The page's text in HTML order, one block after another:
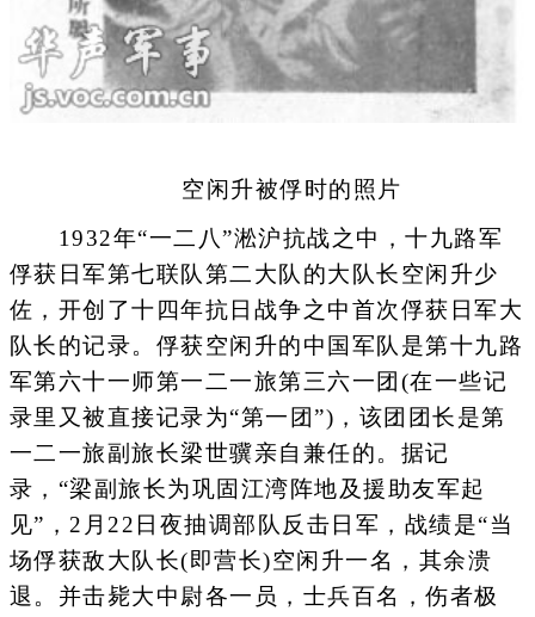
空闲升被俘时的照片
1932年“一二八”淞沪抗战之中，十九路军
俘获日军第七联队第二大队的大队长空闲升少
佐，开创了十四年抗日战争之中首次俘获日军大
队长的记录。俘获空闲升的中国军队是第十九路
军第六十一师第一二一旅第三六一团(在一些记
录里又被直接记录为“第一团”)，该团团长是第
一二一旅副旅长梁世骥亲自兼任的。据记
录，“梁副旅长为巩固江湾阵地及援助友军起
见”，2月22日夜抽调部队反击日军，战绩是“当
场俘获敌大队长(即营长)空闲升一名，其余溃
退。并击毙大中尉各一员，士兵百名，伤者极